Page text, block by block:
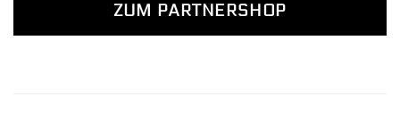
ZUM PARTNERSHOP